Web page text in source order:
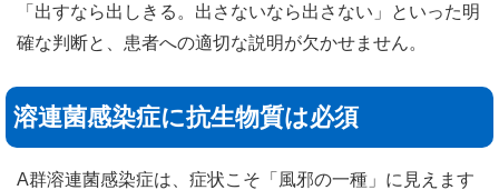
「出すなら出しきる。出さないなら出さない」といった明
確な判断と、患者への適切な説明が欠かせません。
溶連菌感染症に抗生物質は必須
A群溶連菌感染症は、症状こそ「風邪の一種」に見えます